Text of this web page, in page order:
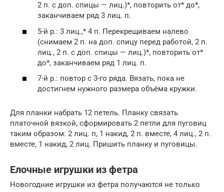
2 п. с доп. спицы — лиц.)*, повторить от* до*,
заканчиваем ряд 3 лиц. п.
5-й р.: 3 лиц.,* 4 п. Перекрещиваем налево
(снимаем 2 п. на доп. спицу перед работой, 2 п.
лиц., 2 п. с доп. спицы — лиц.)*, повторить от*
до*, заканчиваем ряд 1 лиц. п.
7-й р.: повтор с 3-го ряда. Вязать, пока не
достигнем нужного размера объёма кружки.
Для планки набрать 12 петель. Планку связать
платочной вязкой, сформировать 2 петли для пуговиц
таким образом: 2 лиц. п, 1 накид, 2 п. вместе, 4 лиц., 2 п.
вместе, 1 накид, 2 лиц. Пришить планку и пуговицы.
Елочные игрушки из фетра
Новогодние игрушки из фетра получаются не только